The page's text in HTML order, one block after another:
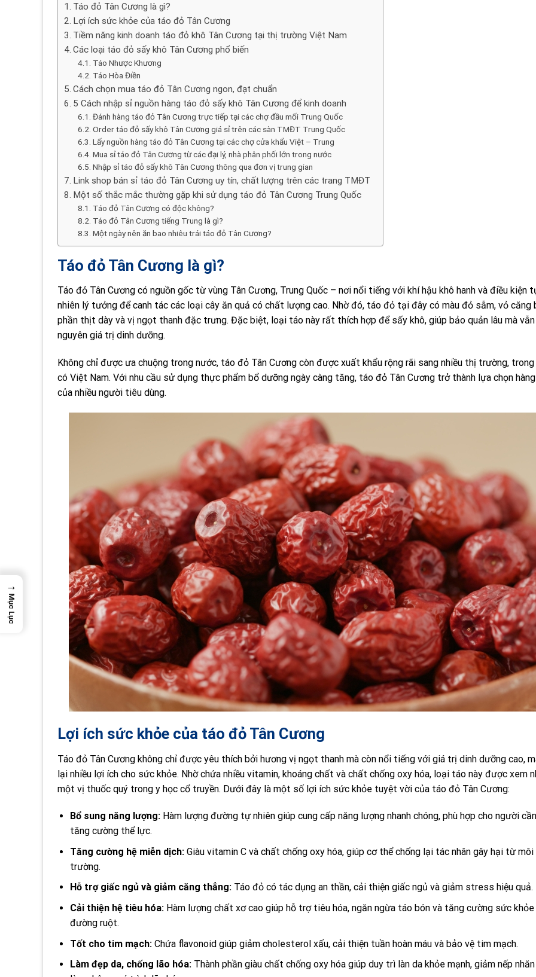
Táo đỏ Tân Cương là gì?
Lợi ích sức khỏe của táo đỏ Tân Cương
Tiềm năng kinh doanh táo đỏ khô Tân Cương tại thị trường Việt Nam
Các loại táo đỏ sấy khô Tân Cương phổ biến
Táo Nhược Khương
Táo Hòa Điền
Cách chọn mua táo đỏ Tân Cương ngon, đạt chuẩn
5 Cách nhập sỉ nguồn hàng táo đỏ sấy khô Tân Cương để kinh doanh
Đánh hàng táo đỏ Tân Cương trực tiếp tại các chợ đầu mối Trung Quốc
Order táo đỏ sấy khô Tân Cương giá sỉ trên các sàn TMĐT Trung Quốc
Lấy nguồn hàng táo đỏ Tân Cương tại các chợ cửa khẩu Việt – Trung
Mua sỉ táo đỏ Tân Cương từ các đại lý, nhà phân phối lớn trong nước
Nhập sỉ táo đỏ sấy khô Tân Cương thông qua đơn vị trung gian
Link shop bán sỉ táo đỏ Tân Cương uy tín, chất lượng trên các trang TMĐT
Một số thắc mắc thường gặp khi sử dụng táo đỏ Tân Cương Trung Quốc
Táo đỏ Tân Cương có độc không?
Táo đỏ Tân Cương tiếng Trung là gì?
Một ngày nên ăn bao nhiêu trái táo đỏ Tân Cương?
Táo đỏ Tân Cương là gì?
Táo đỏ Tân Cương có nguồn gốc từ vùng Tân Cương, Trung Quốc – nơi nổi tiếng với khí hậu khô hanh và điều kiện
nhiên lý tưởng để canh tác các loại cây ăn quả có chất lượng cao. Nhờ đó, táo đỏ tại đây có màu đỏ sẫm, vỏ căng
phần thịt dày và vị ngọt thanh đặc trưng. Đặc biệt, loại táo này rất thích hợp để sấy khô, giúp bảo quản lâu mà
nguyên giá trị dinh dưỡng.
Không chỉ được ưa chuộng trong nước, táo đỏ Tân Cương còn được xuất khẩu rộng rãi sang nhiều thị trường,
có Việt Nam. Với nhu cầu sử dụng thực phẩm bổ dưỡng ngày càng tăng, táo đỏ Tân Cương trở thành lựa chọn
của nhiều người tiêu dùng.
Lợi ích sức khỏe của táo đỏ Tân Cương
Táo đỏ Tân Cương không chỉ được yêu thích bởi hương vị ngọt thanh mà còn nổi tiếng với giá trị dinh dưỡng cao,
lại nhiều lợi ích cho sức khỏe. Nhờ chứa nhiều vitamin, khoáng chất và chất chống oxy hóa, loại táo này được xem
một vị thuốc quý trong y học cổ truyền. Dưới đây là một số lợi ích sức khỏe tuyệt vời của táo đỏ Tân Cương:
Bổ sung năng lượng:Hàm lượng đường tự nhiên giúp cung cấp năng lượng nhanh chóng, phù hợp cho người cần
tăng cường thể lực.
Tăng cường hệ miễn dịch:Giàu vitamin C và chất chống oxy hóa, giúp cơ thể chống lại tác nhân gây hại từ môi
trường.
Hỗ trợ giấc ngủ và giảm căng thẳng:Táo đỏ có tác dụng an thần, cải thiện giấc ngủ và giảm stress hiệu quả.
Cải thiện hệ tiêu hóa:Hàm lượng chất xơ cao giúp hỗ trợ tiêu hóa, ngăn ngừa táo bón và tăng cường sức khỏe
đường ruột.
Tốt cho tim mạch:Chứa flavonoid giúp giảm cholesterol xấu, cải thiện tuần hoàn máu và bảo vệ tim mạch.
Làm đẹp da, chống lão hóa:Thành phần giàu chất chống oxy hóa giúp duy trì làn da khỏe mạnh, giảm nếp
→
Mục Lục